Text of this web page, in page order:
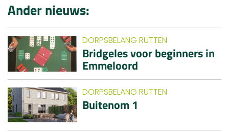
Ander nieuws:
DORPSBELANG RUTTEN
Bridgeles voor beginners in
Emmeloord
DORPSBELANG RUTTEN
Buitenom 1